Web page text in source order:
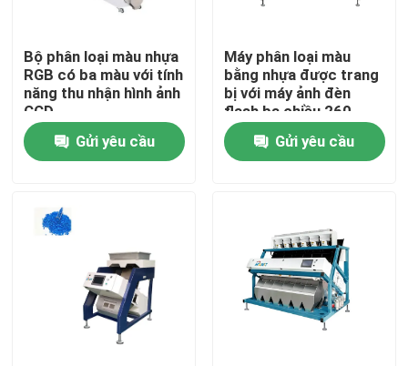
Tham quan nhà máy
Kiểm soát chất lượng
Liên hệ chúng tôi
Yêu cầu báo giá
máy phân loại màu gạo
Bộ phân loại màu nhựa
RGB có ba màu với tính
năng thu nhận hình ảnh
CCD
Gửi yêu cầu
Máy phân loại màu
bằng nhựa được trang
bị với máy ảnh đèn
flash ba chiều 260
triệu điểm ảnh
Gửi yêu cầu